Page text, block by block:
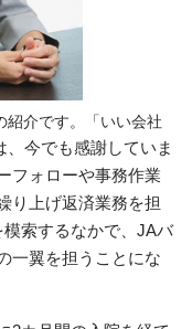
紹介です。「いい会社
、今でも感謝していま
フォローや事務作業
り上げ返済業務を担
索するなかで、JAバ
一翼を担うことにな